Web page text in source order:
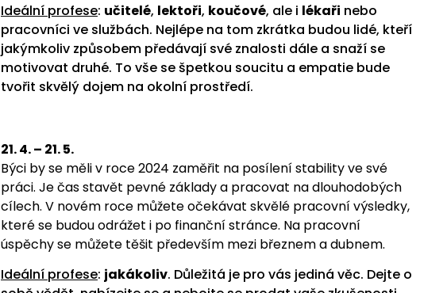
Ideální profese: učitelé, lektoři, koučové, ale i lékaři nebo
pracovníci ve službách. Nejlépe na tom zkrátka budou lidé, kteří
jakýmkoliv způsobem předávají své znalosti dále a snaží se
motivovat druhé. To vše se špetkou soucitu a empatie bude
tvořit skvělý dojem na okolní prostředí.
21. 4. – 21. 5.
Býci by se měli v roce 2024 zaměřit na posílení stability ve své
práci. Je čas stavět pevné základy a pracovat na dlouhodobých
cílech. V novém roce můžete očekávat skvělé pracovní výsledky,
které se budou odrážet i po finanční stránce. Na pracovní
úspěchy se můžete těšit především mezi březnem a dubnem.
Ideální profese: jakákoliv. Důležitá je pro vás jediná věc. Dejte o